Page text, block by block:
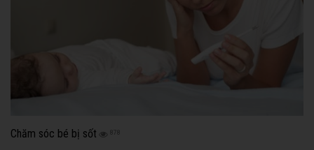
Chăm sóc bé bị sốt 878